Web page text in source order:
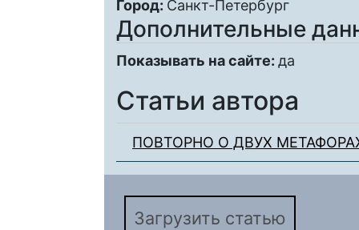
Город: Санкт-Петербург
Дополнительные
Показывать на сайте: да
Статьи автора
ПОВТОРНО О ДВУХ
Загрузить статью